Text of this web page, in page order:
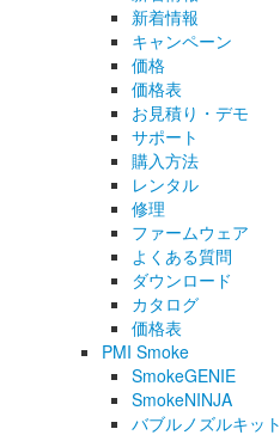
新着情報
キャンペーン
価格
価格表
お見積り・デモ
サポート
購入方法
レンタル
修理
ファームウェア
よくある質問
ダウンロード
カタログ
価格表
PMI Smoke
SmokeGENIE
SmokeNINJA
バブルノズルキット